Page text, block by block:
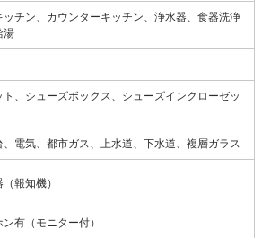
ッチン、カウンターキッチン、浄水器、食器洗浄
湯
ト、シューズボックス、シューズインクローゼッ
、電気、都市ガス、上水道、下水道、複層ガラス
報知機）
有（モニター付）